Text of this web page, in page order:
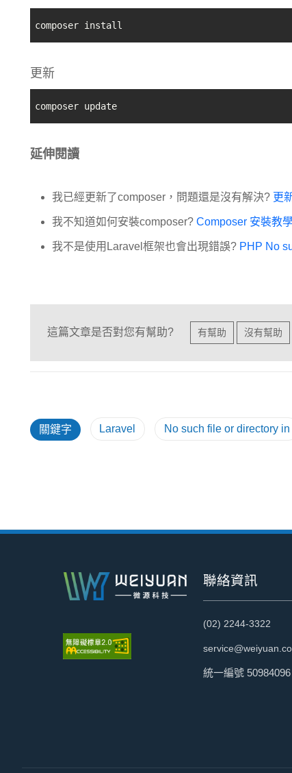
composer install
更新
composer update
延伸閱讀
我已經更新了composer，問題還是沒有解決? 更
我不知道如何安裝composer? Composer 安裝教
我不是使用Laravel框架也會出現錯誤? PHP No
這篇文章是否對您有幫助? 有幫助 沒有幫助
關鍵字 Laravel No such file or directory in
聯絡資訊
(02) 2244-3322
統一編號 50984096